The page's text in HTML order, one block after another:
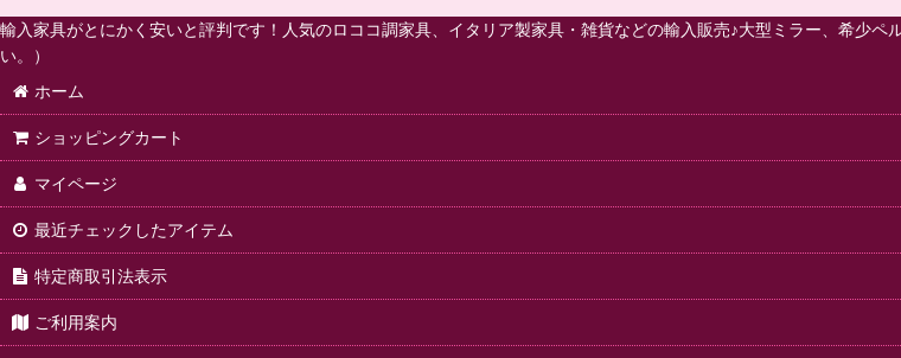
輸入家具がとにかく安いと評判です！人気のロココ調家具、イタリア製家具・雑貨などの輸入販売♪大型ミラー、希少
い。）
ホーム
ショッピングカート
マイページ
最近チェックしたアイテム
特定商取引法表示
ご利用案内